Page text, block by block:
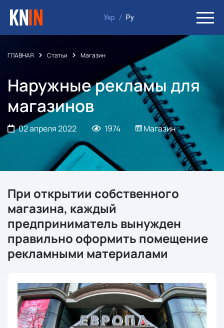
Укр / Ру
ГЛАВНАЯ Статьи Магазин
Наружные рекламы для
магазинов
02 апреля 2022 1974 Магазин
При открытии собственного
магазина, каждый
предприниматель вынужден
правильно оформить помещение
рекламными материалами